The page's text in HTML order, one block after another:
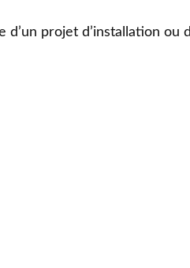
d’un projet d’installation ou